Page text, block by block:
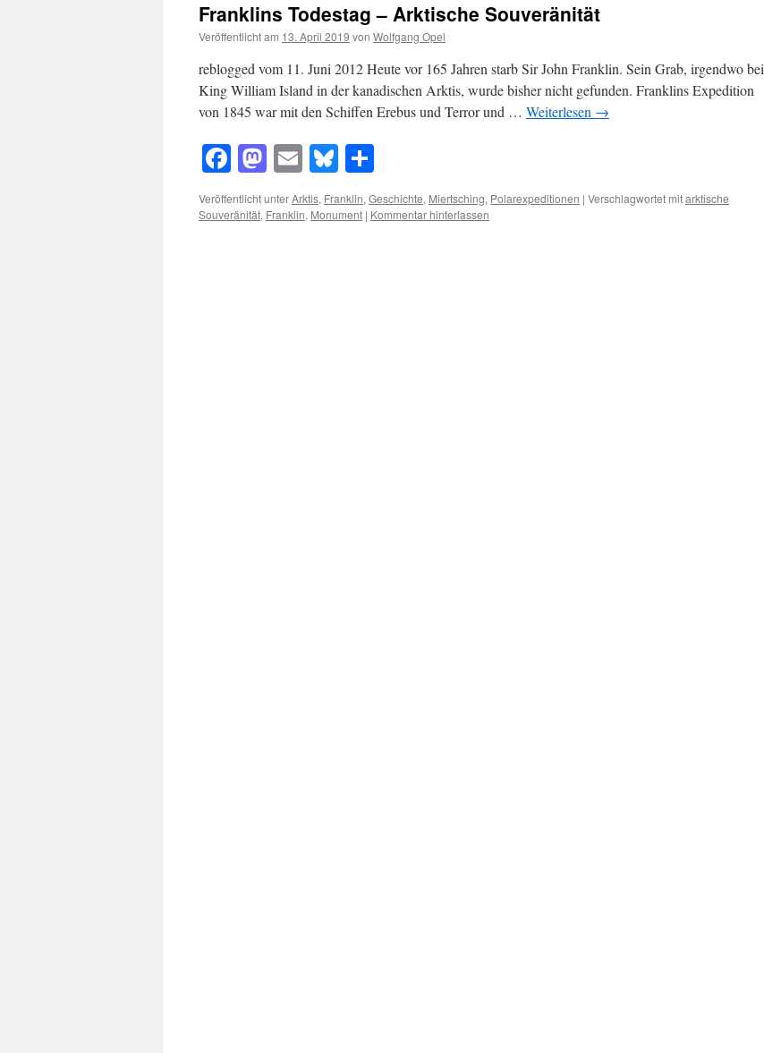
Franklins Todestag – Arktische Souveränität
Veröffentlicht am 13. April 2019 von Wolfgang Opel
reblogged vom 11. Juni 2012 Heute vor 165 Jahren starb Sir John Franklin. Sein Grab, irgendwo bei
King William Island in der kanadischen Arktis, wurde bisher nicht gefunden. Franklins Expedition
von 1845 war mit den Schiffen Erebus und Terror und … Weiterlesen →
Facebook
Mastodon
EmailBluesky
Veröffentlicht unterArktis, Franklin,Geschichte, Miertsching, Polarexpeditionen | Verschlagwortet mitarktische
Souveränität, Franklin, Monument | Kommentar hinterlassen